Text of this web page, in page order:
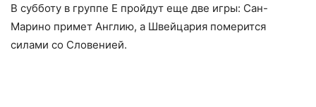
В субботу в группе Е пройдут еще две игры: Сан-
Марино примет Англию, а Швейцария померится
силами со Словенией.